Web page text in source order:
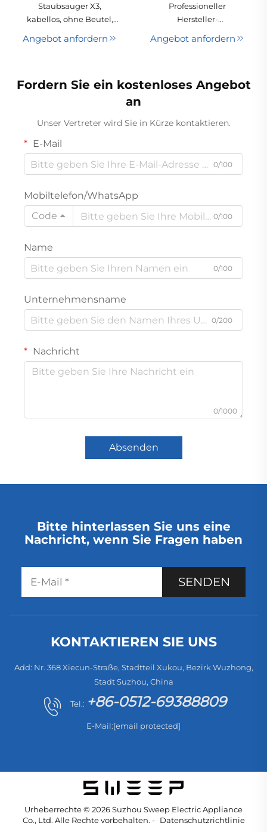
Staubsauger X3,
kabellos, ohne Beutel,
Stabstaubsauger,
Haustiere, Hotels und
austauschbare Batterie
Angebot anfordern
Professioneller
Hersteller-
Multifunktions-Akku-
Handstaubsauger
Angebot anfordern
Fordern Sie ein kostenloses Angebot
an
Unser Vertreter wird Sie in Kürze kontaktieren.
E-Mail
0/100
Mobiltelefon/WhatsApp
Code
0/100
Name
0/100
Unternehmensname
0/200
Nachricht
0/1000
Absenden
Bitte hinterlassen Sie uns eine
Nachricht, wenn Sie Fragen haben
SENDEN
KONTAKTIEREN SIE UNS
Add: Nr. 368 Xiecun-Straße, Stadtteil Xukou, Bezirk Wuzhong,
Stadt Suzhou, China
Tel.: +86-0512-69388809
E-Mail:[email protected]
Urheberrechte © 2026 Suzhou Sweep Electric Appliance
Co., Ltd. Alle Rechte vorbehalten. - Datenschutzrichtlinie